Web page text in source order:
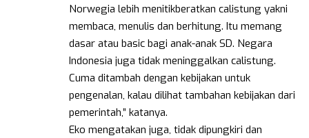
Norwegia lebih menitikberatkan calistung yakni
membaca, menulis dan berhitung. Itu memang
dasar atau basic bagi anak-anak SD. Negara
Indonesia juga tidak meninggalkan calistung.
Cuma ditambah dengan kebijakan untuk
pengenalan, kalau dilihat tambahan kebijakan dari
pemerintah,” katanya.
Eko mengatakan juga, tidak dipungkiri dan